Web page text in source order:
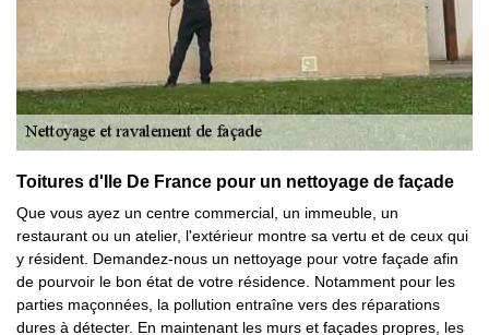
Toitures d'Ile De France pour un nettoyage de façade
Que vous ayez un centre commercial, un immeuble, un
restaurant ou un atelier, l'extérieur montre sa vertu et de ceux qui
y résident. Demandez-nous un nettoyage pour votre façade afin
de pourvoir le bon état de votre résidence. Notamment pour les
parties maçonnées, la pollution entraîne vers des réparations
dures à détecter. En maintenant les murs et façades propres, les